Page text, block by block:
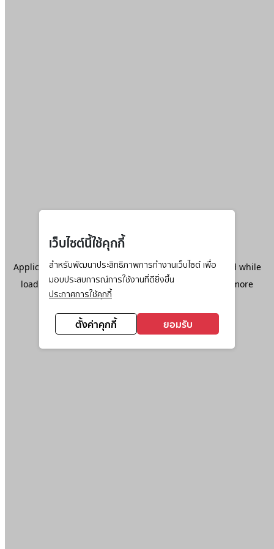
เว็บไซต์นี้ใช้คุกกี้
สำหรับพัฒนาประสิทธิภาพการทำงานเว็บไซต์ เพื่อ
มอบประสบการณ์การใช้งานที่ดียิ่งขึ้น
ประกาศการใช้คุกกี้
ตั้งค่าคุกกี้ ยอมรับ
Application error: aclient-side exception has occurred while
loadingwww.ktc.co.th(see the browser console
for more
information).